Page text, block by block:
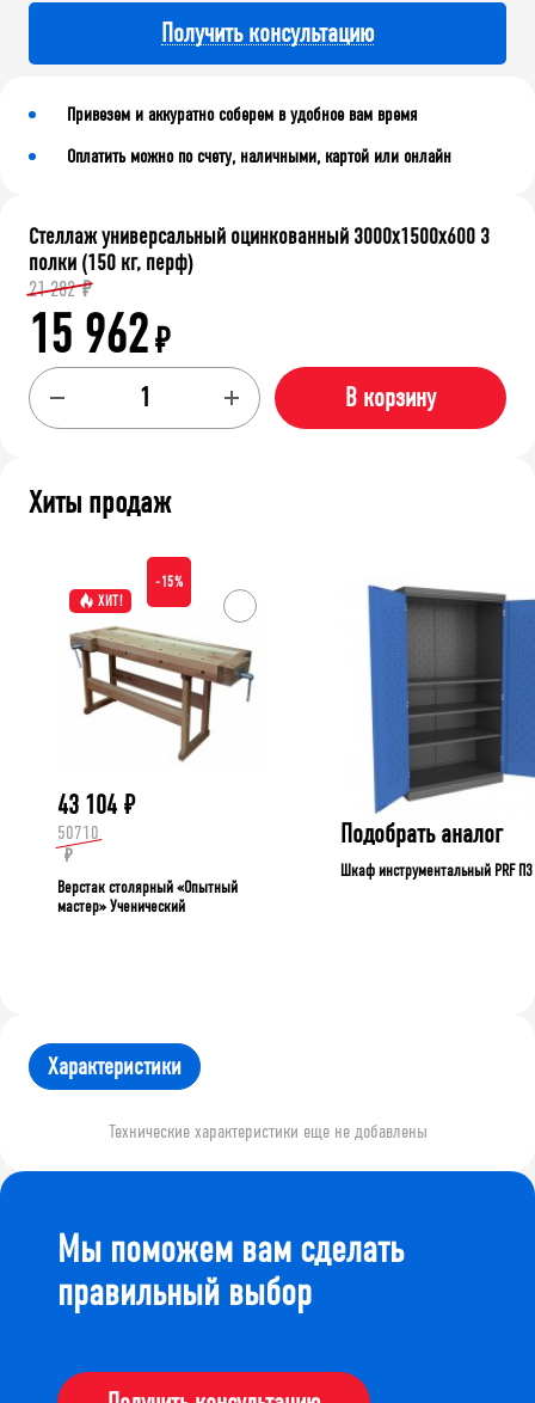
Получить консультацию
Привезем и аккуратно соберем в удобное вам время
Оплатить можно по счету, наличными, картой или онлайн
Стеллаж универсальный оцинкованный 3000x1500x600 3
полки (150 кг, перф)
21 282 ₽
15 962₽
В корзину
Хиты продаж
ХИТ!
-15%
43 104 ₽
50710
₽
Верстак столярный «Опытный
мастер» Ученический
Подобрать аналог
Шкаф инструментальный PRF П3
Характеристики
Технические характеристики еще не добавлены
Мы поможем вам сделать
правильный выбор